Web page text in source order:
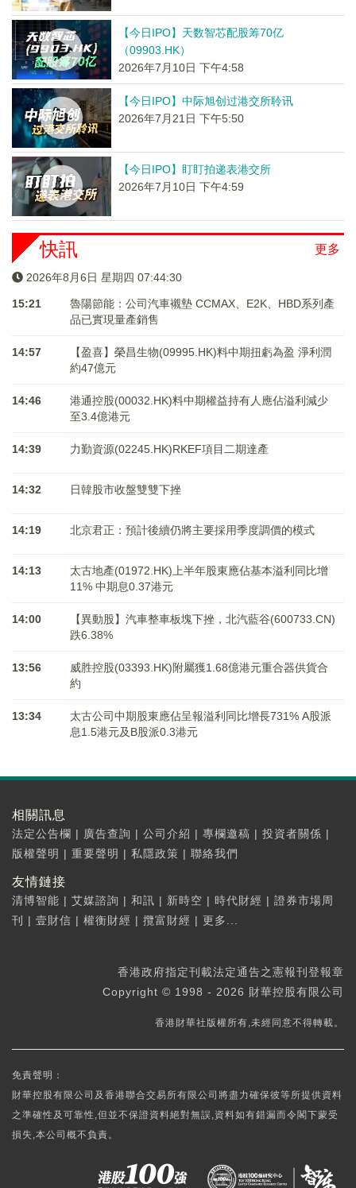
【今日IPO】天数智芯配股筹70亿
（09903.HK）
2026年7月10日 下午4:58
【今日IPO】中际旭创过港交所聆讯
2026年7月21日 下午5:50
【今日IPO】盯盯拍递表港交所
2026年7月10日 下午4:59
更多
快訊
2026年8月6日 星期四 07:44:30
15:21
魯陽節能：公司汽車襯墊 CCMAX、E2K、HBD系列產
品已實現量產銷售
14:57
【盈喜】榮昌生物(09995.HK)料中期扭虧為盈 淨利潤
約47億元
14:46
港通控股(00032.HK)料中期權益持有人應佔溢利減少
至3.4億港元
14:39 力勤資源(02245.HK)RKEF項目二期達產
14:32 日韓股市收盤雙雙下挫
14:19 北京君正：預計後續仍將主要採用季度調價的模式
14:13
太古地產(01972.HK)上半年股東應佔基本溢利同比增
11% 中期息0.37港元
14:00
【異動股】汽車整車板塊下挫，北汽藍谷(600733.CN)
跌6.38%
13:56
威胜控股(03393.HK)附屬獲1.68億港元重合器供貨合
約
13:34
太古公司中期股東應佔呈報溢利同比增長731% A股派
息1.5港元及B股派0.3港元
相關訊息
法定公告欄 | 廣告查詢 | 公司介紹 | 專欄邀稿 | 投資者關係 |
版權聲明 | 重要聲明 | 私隱政策 | 聯絡我們
友情鏈接
清博智能 | 艾媒諮詢 | 和訊 | 新時空 | 時代財經 | 證券市場周
刊
| 壹財信 | 權衡財經 | 攬富財經 | 更多...
香港政府指定刊載法定通告之憲報刊登報章
Copyright © 1998 - 2026 財華控股有限公司
香港財華社版權所有,未經同意不得轉載。
免責聲明：
財華控股有限公司及香港聯合交易所有限公司將盡力確保彼等所提供資料
之準確性及可靠性,但並不保證資料絕對無誤,資料如有錯漏而令閣下蒙受
損失,本公司概不負責。